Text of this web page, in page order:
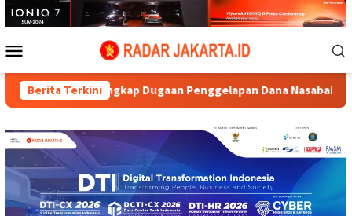
Loncat
ke
Mobile
Berita Terkini
Dugaan Penggelapan Dana Nasabah di KSP MDS Jatim